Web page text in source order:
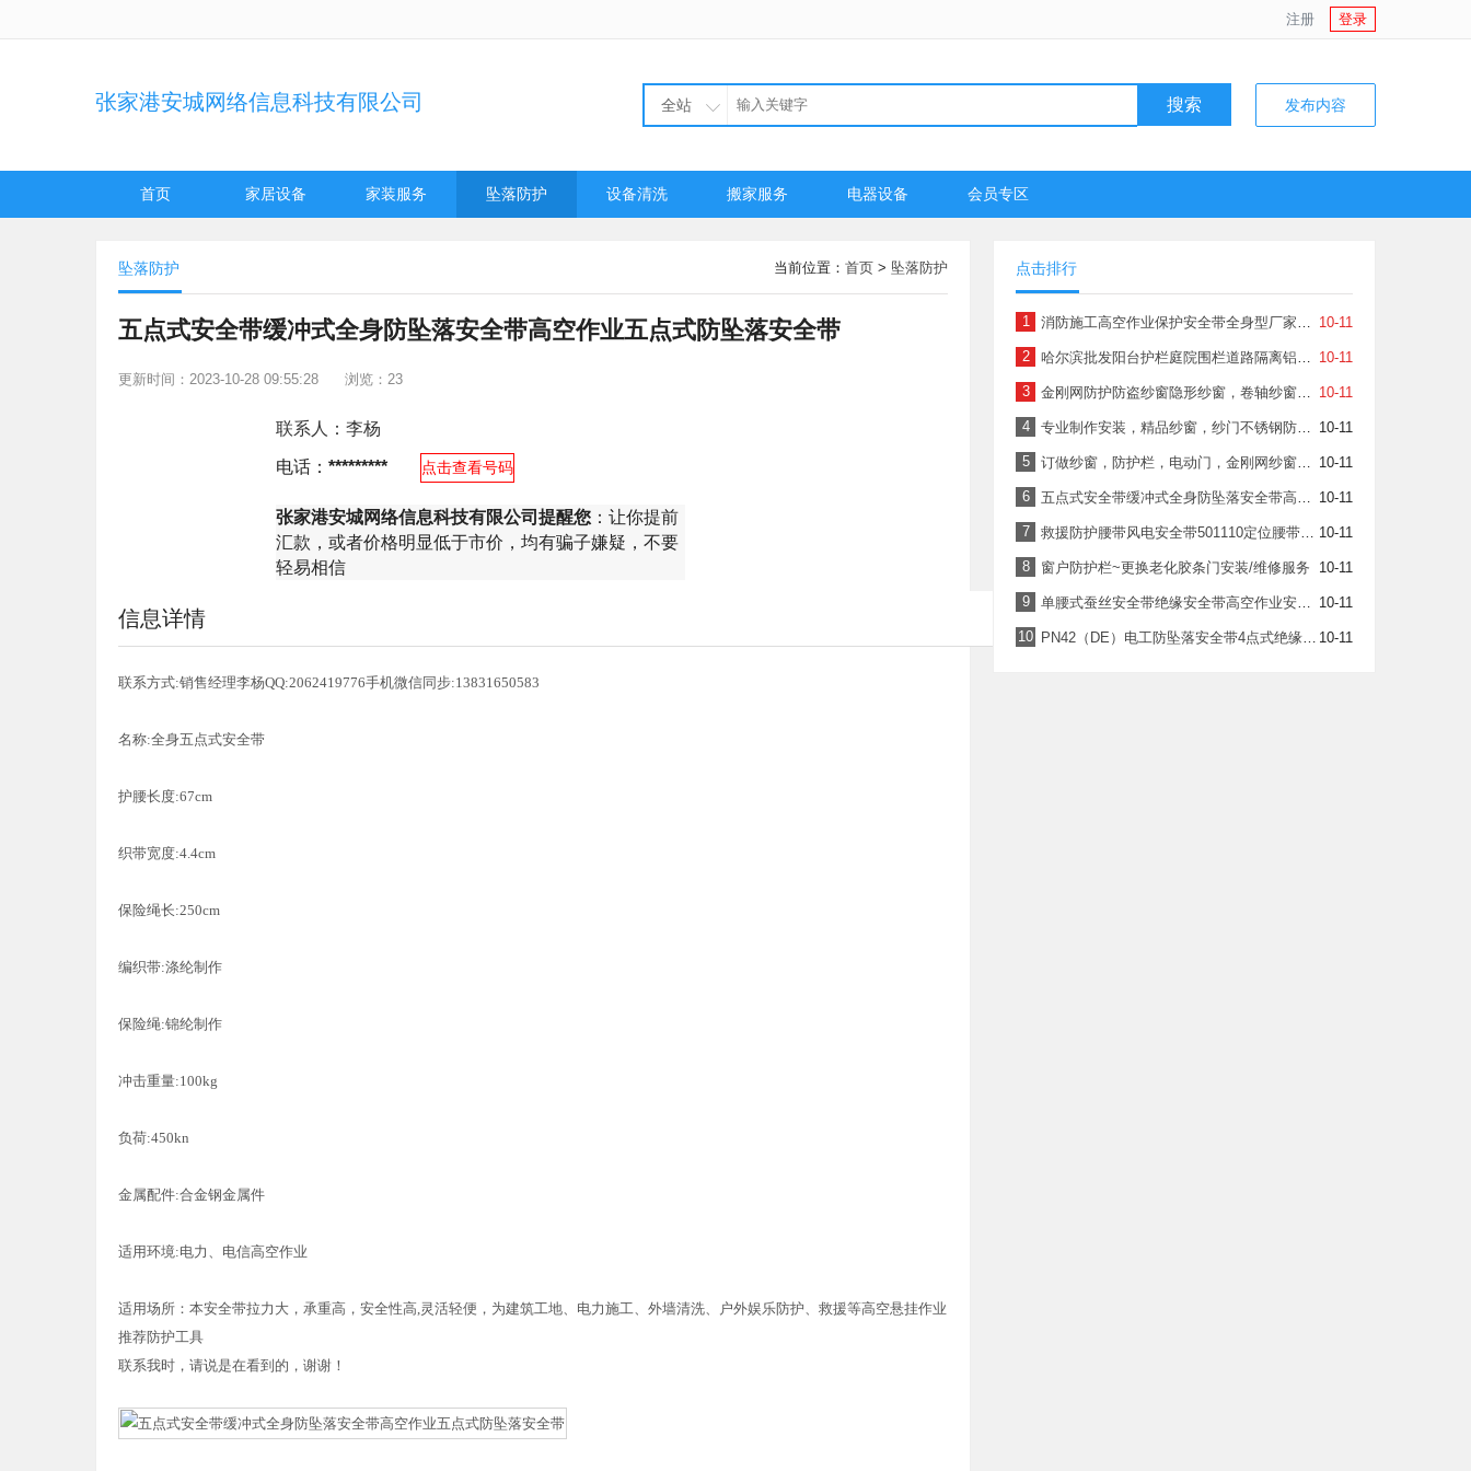
注册 登录
张家港安城网络信息科技有限公司 全站 搜索 发布内容
首页 家居设备 家装服务 坠落防护 设备清洗 搬家服务 电器设备 会员专区
坠落防护 当前位置： 首页 > 坠落防护
五点式安全带缓冲式全身防坠落安全带高空作业五点式防坠落安全带
更新时间：2023-10-28 09:55:28 浏览：23
联系人： 李杨
电话： ********* 点击查看号码
张家港安城网络信息科技有限公司提醒您 ：让你提前
汇款，或者价格明显低于市价，均有骗子嫌疑，不要
轻易相信
信息详情
联系方式:销售经理李杨QQ:2062419776手机微信同步:13831650583
名称:全身五点式安全带
护腰长度:67cm
织带宽度:4.4cm
保险绳长:250cm
编织带:涤纶制作
保险绳:锦纶制作
冲击重量:100kg
负荷:450kn
金属配件:合金钢金属件
适用环境:电力、电信高空作业
适用场所：本安全带拉力大，承重高，安全性高,灵活轻便，为建筑工地、电力施工、外墙清洗、户外娱乐防护、救援等高空悬挂作业
推荐防护工具
联系我时，请说是在看到的，谢谢！
点击排行
1 10-11
消防施工高空作业保护安全带全身型厂家供应
2 10-11
哈尔滨批发阳台护栏庭院围栏道路隔离铝艺大门防护栏
3 10-11
金刚网防护防盗纱窗隐形纱窗，卷轴纱窗，工程纱窗
4 10-11
专业制作安装，精品纱窗，纱门不锈钢防盗窗，防护栏。
5 10-11
订做纱窗，防护栏，电动门，金刚网纱窗沙门，铝塑门窗
6 10-11
五点式安全带缓冲式全身防坠落安全带高空作业五点式防坠落安全带
7 10-11
救援防护腰带风电安全带501110定位腰带双色安全带雄森
8 10-11
窗户防护栏~更换老化胶条门安装/维修服务
9 10-11
单腰式蚕丝安全带绝缘安全带高空作业安全带
10 10-11
PN42（DE）电工防坠落安全带4点式绝缘安全带绝缘型全身式